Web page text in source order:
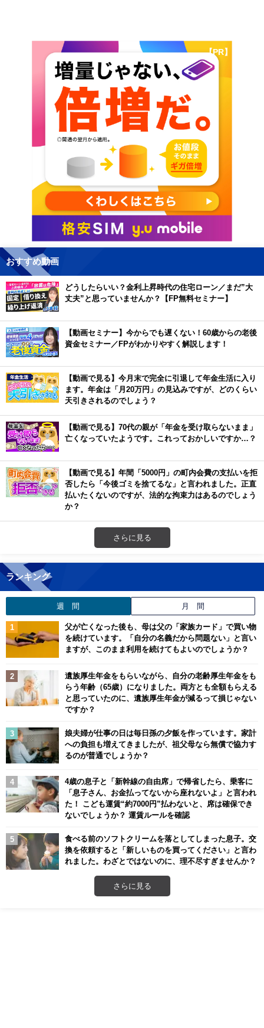
【PR】
おすすめ動画
どうしたらいい？金利上昇時代の住宅ローン／まだ”大
丈夫”と思っていませんか？【FP無料セミナー】
【動画セミナー】今からでも遅くない！60歳からの老後
資金セミナー／FPがわかりやすく解説します！
【動画で見る】今月末で完全に引退して年金生活に入り
ます。年金は「月20万円」の見込みですが、どのくらい
天引きされるのでしょう？
【動画で見る】70代の親が「年金を受け取らないまま」
亡くなっていたようです。これっておかしいですか…？
【動画で見る】年間「5000円」の町内会費の支払いを拒
否したら「今後ゴミを捨てるな」と言われました。正直
払いたくないのですが、法的な拘束力はあるのでしょう
か？
さらに見る
ランキング
週 間 月 間
父が亡くなった後も、母は父の「家族カード」で買い物
を続けています。「自分の名義だから問題ない」と言い
ますが、このまま利用を続けてもよいのでしょうか？
遺族厚生年金をもらいながら、自分の老齢厚生年金をも
らう年齢（65歳）になりました。両方とも全額もらえる
と思っていたのに、遺族厚生年金が減るって損じゃない
ですか？
娘夫婦が仕事の日は毎日孫の夕飯を作っています。家計
への負担も増えてきましたが、祖父母なら無償で協力す
るのが普通でしょうか？
4歳の息子と「新幹線の自由席」で帰省したら、乗客に
「息子さん、お金払ってないから座れないよ」と言われ
た！ こども運賃“約7000円”払わないと、席は確保でき
ないでしょうか？ 運賃ルールを確認
食べる前のソフトクリームを落としてしまった息子。交
換を依頼すると「新しいものを買ってください」と言わ
れました。わざとではないのに、理不尽すぎませんか？
さらに見る